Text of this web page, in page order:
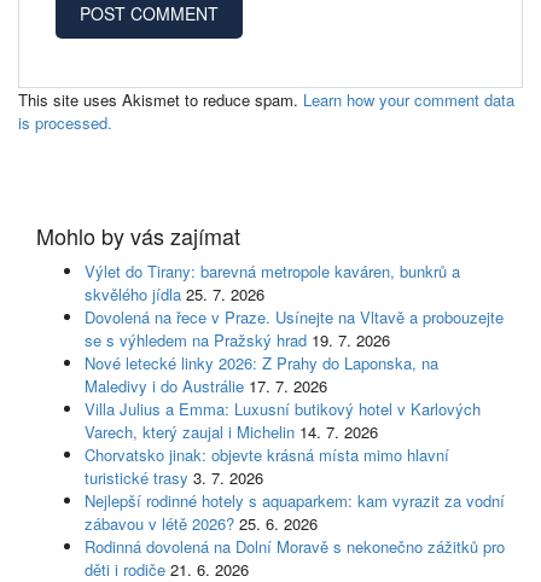
This site uses Akismet to reduce spam. Learn how your comment data
is processed.
Mohlo by vás zajímat
Výlet do Tirany: barevná metropole kaváren, bunkrů a
skvělého jídla 25. 7. 2026
Dovolená na řece v Praze. Usínejte na Vltavě a probouzejte
se s výhledem na Pražský hrad 19. 7. 2026
Nové letecké linky 2026: Z Prahy do Laponska, na
Maledivy i do Austrálie 17. 7. 2026
Villa Julius a Emma: Luxusní butikový hotel v Karlových
Varech, který zaujal i Michelin 14. 7. 2026
Chorvatsko jinak: objevte krásná místa mimo hlavní
turistické trasy 3. 7. 2026
Nejlepší rodinné hotely s aquaparkem: kam vyrazit za vodní
zábavou v létě 2026? 25. 6. 2026
Rodinná dovolená na Dolní Moravě s nekonečno zážitků pro
děti i rodiče 21. 6. 2026